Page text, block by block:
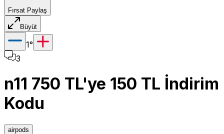
Fırsat Paylaş
Büyüt
1°
3
n11 750 TL'ye 150 TL İndirim
Kodu
airpods